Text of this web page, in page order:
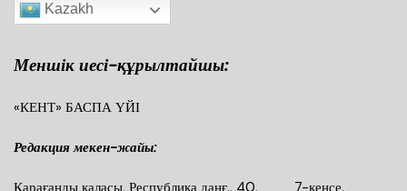
Kazakh
Меншік иесі-құрылтайшы:
«КЕНТ» БАСПА ҮЙІ
Редакция мекен-жайы:
Қарағанды қаласы, Республика даңғ., 40, 7-кеңсе.